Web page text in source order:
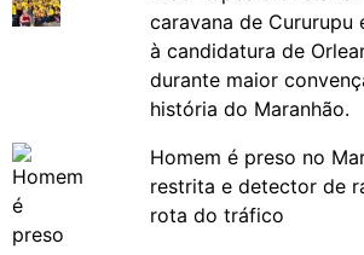
caravana de Cururupu
à candidatura de
durante maior
história do Maranhão.
Homem é preso no
restrita e detector de
rota do tráfico